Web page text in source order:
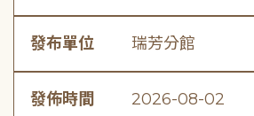
發布單位 瑞芳分館
發佈時間 2026-08-02